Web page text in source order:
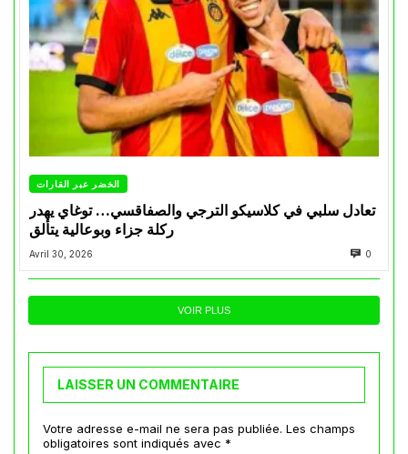
الخضر عبر القارات
تعادل سلبي في كلاسيكو الترجي والصفاقسي… توغاي يهدر
ركلة جزاء وبوعالية يتألق
Avril 30, 2026 0
VOIR PLUS
LAISSER UN COMMENTAIRE
Votre adresse e-mail ne sera pas publiée. Les champs
obligatoires sont indiqués avec *